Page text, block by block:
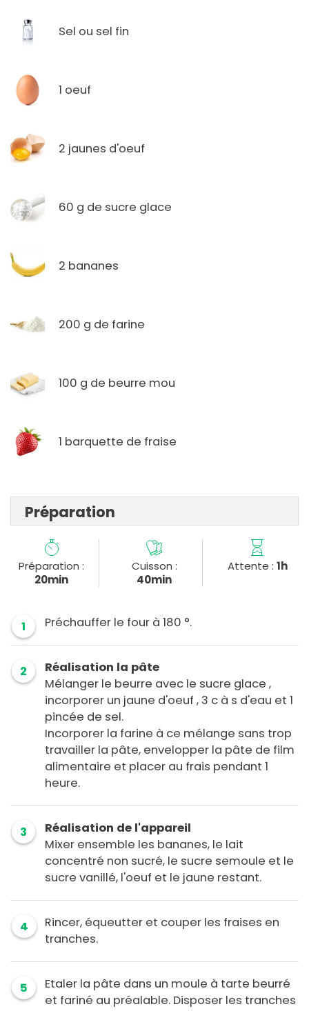
Sel ou sel fin
1 oeuf
2 jaunes d'oeuf
60 g de sucre glace
2 bananes
200 g de farine
100 g de beurre mou
1 barquette de fraise
Préparation
Préparation :
20min
Cuisson :
40min
Attente : 1h
1 Préchauffer le four à 180 °.
2
Réalisation la pâte
Mélanger le beurre avec le sucre glace ,
incorporer un jaune d'oeuf , 3 c à s d'eau et 1
pincée de sel.
Incorporer la farine à ce mélange sans trop
travailler la pâte, envelopper la pâte de film
alimentaire et placer au frais pendant 1
heure.
3
Réalisation de l'appareil
Mixer ensemble les bananes, le lait
concentré non sucré, le sucre semoule et le
sucre vanillé, l'oeuf et le jaune restant.
4
Rincer, équeutter et couper les fraises en
tranches.
5
Etaler la pâte dans un moule à tarte beurré
et fariné au préalable. Disposer les tranches